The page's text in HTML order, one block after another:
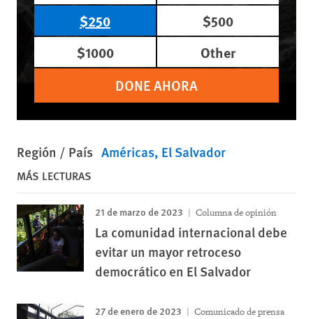
$250
$500
$1000
Other
DONE AHORA
Región / País Américas El Salvador
MÁS LECTURAS
21 de marzo de 2023 Columna de opinión
La comunidad internacional debe
evitar un mayor retroceso
democrático en El Salvador
27 de enero de 2023 Comunicado de prensa